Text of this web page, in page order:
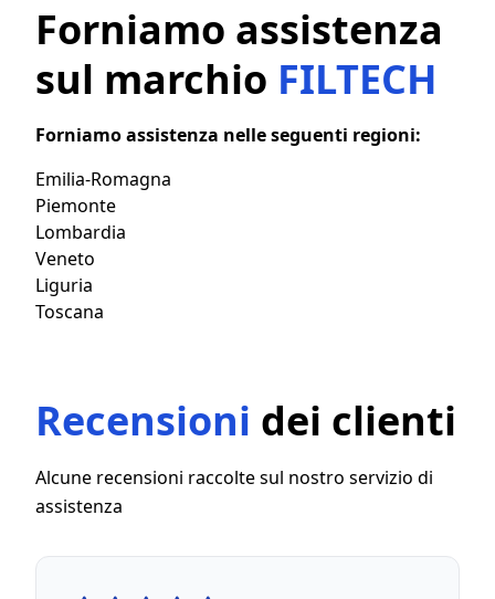
Forniamo assistenza
sul marchio FILTECH
Forniamo assistenza nelle seguenti regioni:
Emilia-Romagna
Piemonte
Lombardia
Veneto
Liguria
Toscana
Recensioni dei clienti
Alcune recensioni raccolte sul nostro servizio di
assistenza